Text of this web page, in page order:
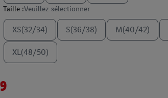
Taille :Veuillez sélectionner
XS(32/34) S(36/38) M(40/42)
XL(48/50)